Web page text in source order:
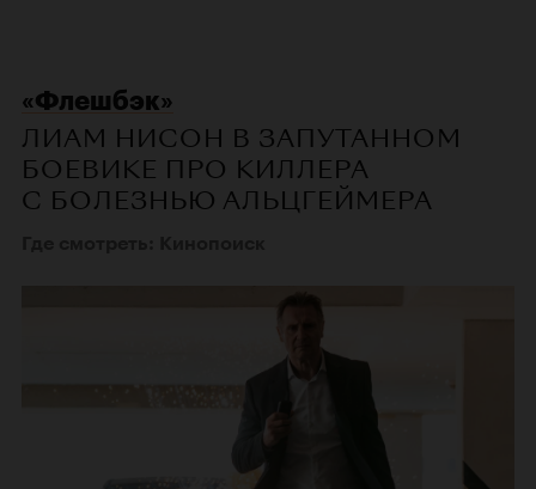
«Флешбэк»
ЛИАМ НИСОН В ЗАПУТАННОМ
БОЕВИКЕ ПРО КИЛЛЕРА
С БОЛЕЗНЬЮ АЛЬЦГЕЙМЕРА